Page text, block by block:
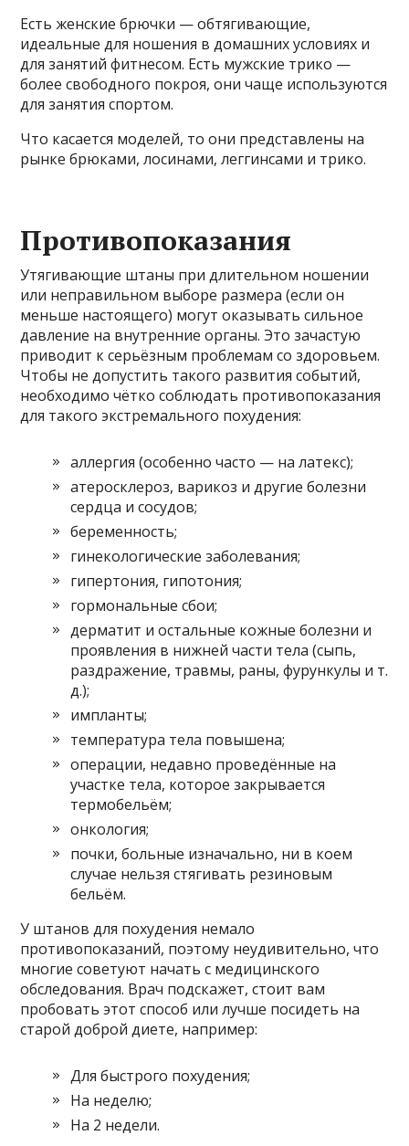
Есть женские брючки — обтягивающие,
идеальные для ношения в домашних условиях и
для занятий фитнесом. Есть мужские трико —
более свободного покроя, они чаще используются
для занятия спортом.
Что касается моделей, то они представлены на
рынке брюками, лосинами, леггинсами и трико.
Противопоказания
Утягивающие штаны при длительном ношении
или неправильном выборе размера (если он
меньше настоящего) могут оказывать сильное
давление на внутренние органы. Это зачастую
приводит к серьёзным проблемам со здоровьем.
Чтобы не допустить такого развития событий,
необходимо чётко соблюдать противопоказания
для такого экстремального похудения:
аллергия (особенно часто — на латекс);
атеросклероз, варикоз и другие болезни
сердца и сосудов;
беременность;
гинекологические заболевания;
гипертония, гипотония;
гормональные сбои;
дерматит и остальные кожные болезни и
проявления в нижней части тела (сыпь,
раздражение, травмы, раны, фурункулы и т.
д.);
импланты;
температура тела повышена;
операции, недавно проведённые на
участке тела, которое закрывается
термобельём;
онкология;
почки, больные изначально, ни в коем
случае нельзя стягивать резиновым
бельём.
У штанов для похудения немало
противопоказаний, поэтому неудивительно, что
многие советуют начать с медицинского
обследования. Врач подскажет, стоит вам
пробовать этот способ или лучше посидеть на
старой доброй диете, например:
Для быстрого похудения;
На неделю;
На 2 недели.